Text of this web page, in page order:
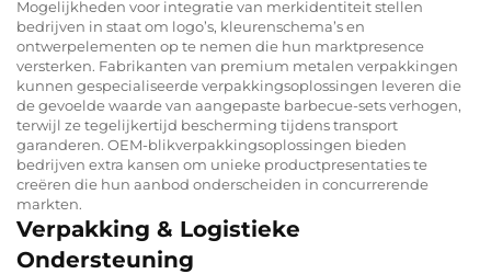
Mogelijkheden voor integratie van merkidentiteit stellen
bedrijven in staat om logo’s, kleurenschema’s en
ontwerpelementen op te nemen die hun marktpresence
versterken. Fabrikanten van premium metalen verpakkingen
kunnen gespecialiseerde verpakkingsoplossingen leveren die
de gevoelde waarde van aangepaste barbecue-sets verhogen,
terwijl ze tegelijkertijd bescherming tijdens transport
garanderen. OEM-blikverpakkingsoplossingen bieden
bedrijven extra kansen om unieke productpresentaties te
creëren die hun aanbod onderscheiden in concurrerende
markten.
Verpakking & Logistieke
Ondersteuning